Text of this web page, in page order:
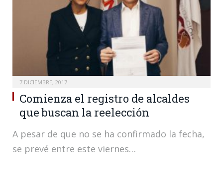
7 DICIEMBRE, 2017
Comienza el registro de alcaldes
que buscan la reelección
A pesar de que no se ha confirmado la fecha,
se prevé entre este viernes…